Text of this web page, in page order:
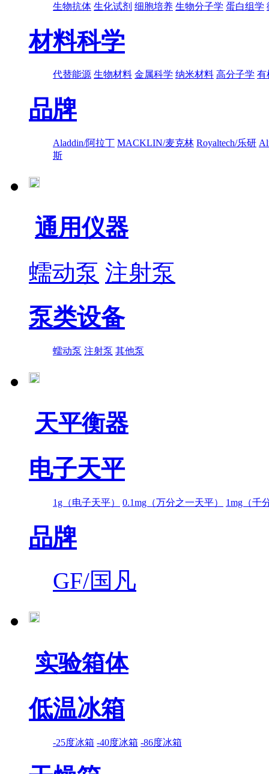
生物抗体 生化试剂 细胞培养 生物分子学 蛋白组学
材料科学
代替能源 生物材料 金属科学 纳米材料 高分子学 有
品牌
Aladdin/阿拉丁 MACKLIN/麦克林 Royaltech/乐研
斯
通用仪器
蠕动泵 注射泵
泵类设备
蠕动泵 注射泵 其他泵
天平衡器
电子天平
1g（电子天平） 0.1mg（万分之一天平） 1mg（千
品牌
GF/国凡
实验箱体
低温冰箱
-25度冰箱 -40度冰箱 -86度冰箱